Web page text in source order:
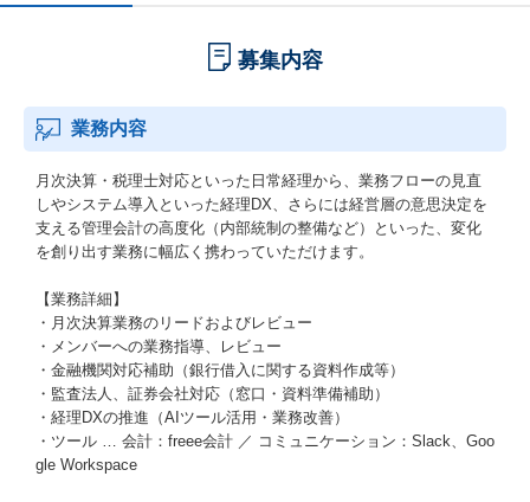
募集内容
業務内容
月次決算・税理士対応といった日常経理から、業務フローの見直
しやシステム導入といった経理DX、さらには経営層の意思決定を
支える管理会計の高度化（内部統制の整備など）といった、変化
を創り出す業務に幅広く携わっていただけます。
【業務詳細】
・月次決算業務のリードおよびレビュー
・メンバーへの業務指導、レビュー
・金融機関対応補助（銀行借入に関する資料作成等）
・監査法人、証券会社対応（窓口・資料準備補助）
・経理DXの推進（AIツール活用・業務改善）
・ツール … 会計：freee会計 ／ コミュニケーション：Slack、Goo
gle Workspace